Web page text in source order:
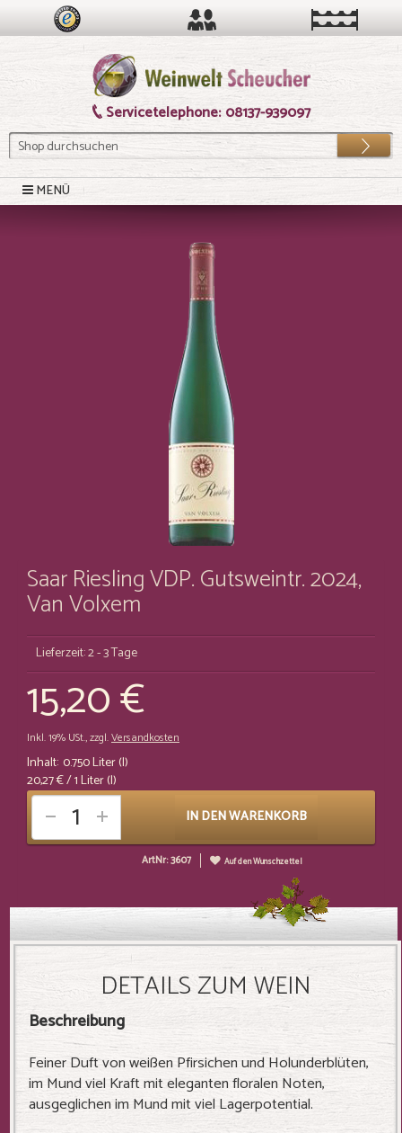
Servicetelephone: 08137-939097
Los
MENÜ
Saar Riesling VDP. Gutsweintr. 2024,
Van Volxem
Lieferzeit: 2 - 3 Tage
15,20 €
Inkl. 19% USt.,zzgl.Versandkosten
Inhalt: 0.750 Liter (l)
20,27 €/ 1 Liter (l)
IN DEN WARENKORB
ArtNr: 3607 Auf den Wunschzettel
DETAILS ZUM WEIN
Beschreibung
Feiner Duft von weißen Pfirsichen und Holunderblüten,
im Mund viel Kraft mit eleganten floralen Noten,
ausgeglichen im Mund mit viel Lagerpotential.